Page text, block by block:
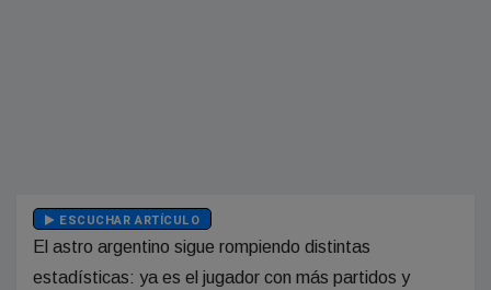
ESCUCHAR ARTÍCULO
El astro argentino sigue rompiendo distintas
estadísticas: ya es el jugador con más partidos y